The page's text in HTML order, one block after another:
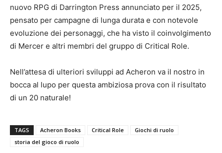
nuovo RPG di Darrington Press annunciato per il 2025,
pensato per campagne di lunga durata e con notevole
evoluzione dei personaggi, che ha visto il coinvolgimento
di Mercer e altri membri del gruppo di Critical Role.
Nell’attesa di ulteriori sviluppi ad Acheron va il nostro in
bocca al lupo per questa ambiziosa prova con il risultato
di un 20 naturale!
TAGS Acheron Books Critical Role
Giochi di ruolo
storia del gioco di ruolo